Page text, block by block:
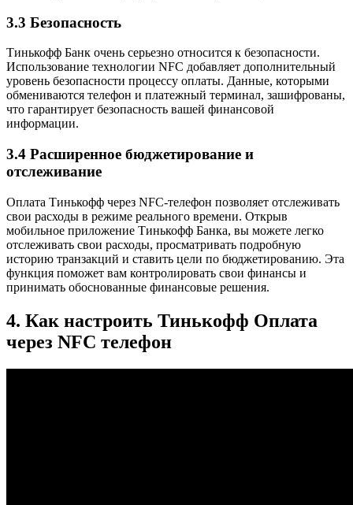
3.3 Безопасность
Тинькофф Банк очень серьезно относится к безопасности.
Использование технологии NFC добавляет дополнительный
уровень безопасности процессу оплаты. Данные, которыми
обмениваются телефон и платежный терминал, зашифрованы,
что гарантирует безопасность вашей финансовой
информации.
3.4 Расширенное бюджетирование и
отслеживание
Оплата Тинькофф через NFC-телефон позволяет отслеживать
свои расходы в режиме реального времени. Открыв
мобильное приложение Тинькофф Банка, вы можете легко
отслеживать свои расходы, просматривать подробную
историю транзакций и ставить цели по бюджетированию. Эта
функция поможет вам контролировать свои финансы и
принимать обоснованные финансовые решения.
4. Как настроить Тинькофф Оплата
через NFC телефон